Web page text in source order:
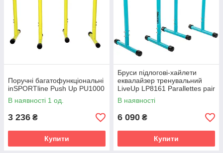
Поручні багатофункціональні
inSPORTline Push Up PU1000
В наявності 1 од.
3 236 ₴
Купити
Бруси підлогові-хайлети
еквалайзер тренувальний
LiveUp LP8161 Parallettes pair
синій
В наявності
6 090 ₴
Купити